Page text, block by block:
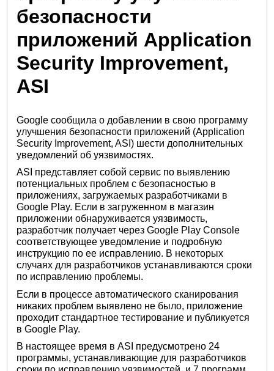
безопасности
приложений Application
Security Improvement,
ASI
Google сообщила о добавлении в свою программу
улучшения безопасности приложений (Application
Security Improvement, ASI) шести дополнительных
уведомлений об уязвимостях.
ASI представляет собой сервис по выявлению
потенциальных проблем с безопасностью в
приложениях, загружаемых разработчиками в
Google Play. Если в загруженном в магазин
приложении обнаруживается уязвимость,
разработчик получает через Google Play Console
соответствующее уведомление и подробную
инструкцию по ее исправлению. В некоторых
случаях для разработчиков устанавливаются сроки
по исправлению проблемы.
Если в процессе автоматического сканирования
никаких проблем выявлено не было, приложение
проходит стандартное тестирование и публикуется
в Google Play.
В настоящее время в ASI предусмотрено 24
программы, устанавливающие для разработчиков